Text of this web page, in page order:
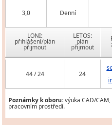
3,0 Denní
LONI:
přihlášení/plán
přijmout
LETOS:
plán
přijmout
44 / 24 24
Poznámky k oboru:výuka CAD/
pracovním prostředí.